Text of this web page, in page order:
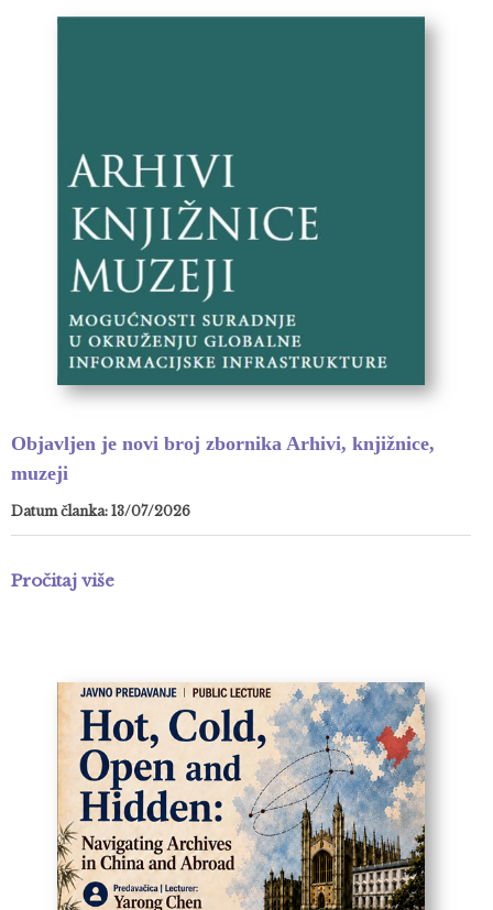
Objavljen je novi broj zbornika Arhivi, knjižnice,
muzeji
Datum članka: 13/07/2026
Pročitaj više